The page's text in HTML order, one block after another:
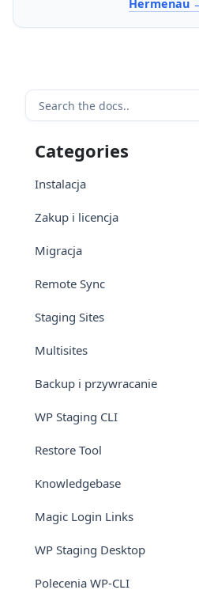
Hermenau
Categories
Instalacja
Zakup i licencja
Migracja
Remote Sync
Staging Sites
Multisites
Backup i przywracanie
WP Staging CLI
Restore Tool
Knowledgebase
Magic Login Links
WP Staging Desktop
Polecenia WP-CLI